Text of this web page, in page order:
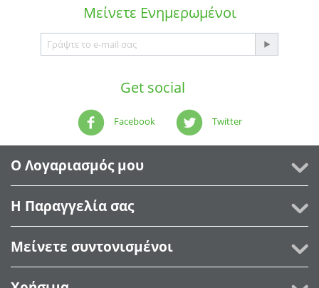
Μείνετε Ενημερωμένοι
Get social
Facebook Twitter
Ο Λογαριασμός μου
Η Παραγγελία σας
Μείνετε συντονισμένοι